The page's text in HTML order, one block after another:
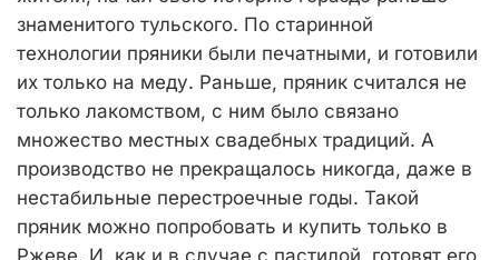
знаменитого тульского. По старинной
технологии пряники были печатными, и готовили
их только на меду. Раньше, пряник считался не
только лакомством, с ним было связано
множество местных свадебных традиций. А
производство не прекращалось никогда, даже в
нестабильные перестроечные годы. Такой
пряник можно попробовать и купить только в
Ржеве. И, как и в случае с пастилой, готовят его